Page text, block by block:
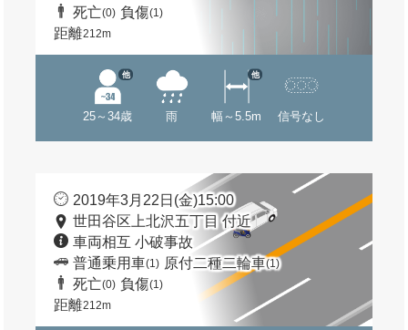
死亡(0) 負傷(1)
距離212m
25～34歳
他
雨 幅～5.5m
他
信号なし
2019年3月22日(金)15:00
世田谷区上北沢五丁目 付近
車両相互 小破事故
普通乗用車(1) 原付二種二輪車(1)
死亡(0) 負傷(1)
距離212m